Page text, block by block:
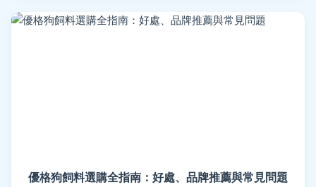
優格狗飼料選購全指南：好處、品牌推薦與常見問題